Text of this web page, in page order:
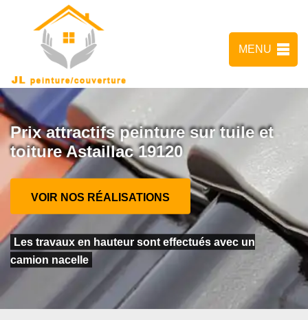
MENU
Prix attractifs peinture sur tuile et
toiture Astaillac 19120
VOIR NOS RÉALISATIONS
Les travaux en hauteur sont effectués avec un
camion nacelle